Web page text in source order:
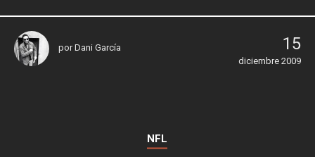
porDani García 15
diciembre 2009
NFL